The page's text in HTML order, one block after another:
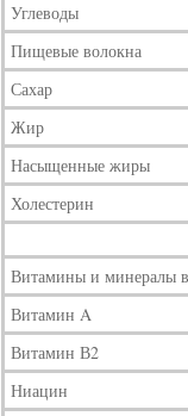
Углеводы
Пищевые волокна
Сахар
Жир
Насыщенные жиры
Холестерин
Витамины и минералы
Витамин A
Витамин В2
Ниацин